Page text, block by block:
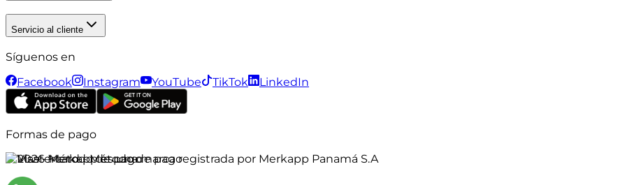
Servicio al cliente
Síguenos en
Facebook
Instagram YouTube TikTok LinkedIn
Formas de pago
©2026Merkapp es una marca registrada por Merkapp Panamá S.A